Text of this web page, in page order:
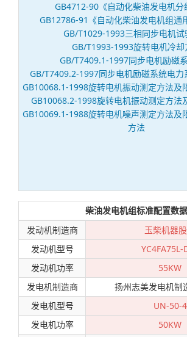
GB4712-90《自动化柴油发电机分
GB12786-91《自动化柴油发电机组通
GB/T1029-1993三相同步电机试
GB/T1993-1993旋转电机冷却
GB/T7409.1-1997同步电机励磁
GB/T7409.2-1997同步电机励磁系统电力
GB10068.1-1998旋转电机振动测定方法及
GB10068.2-1998旋转电机振动测定方法
GB10069.1-1988旋转电机噪声测定方法及
方法
柴油发电机组标准配置数据
发动机制造商
玉柴机器
发动机型号
YC4FA75L-
发动机功率
55KW
发电机制造商
扬州志美发电机制
发电机型号
UN-50-4
发电机功率
50KW